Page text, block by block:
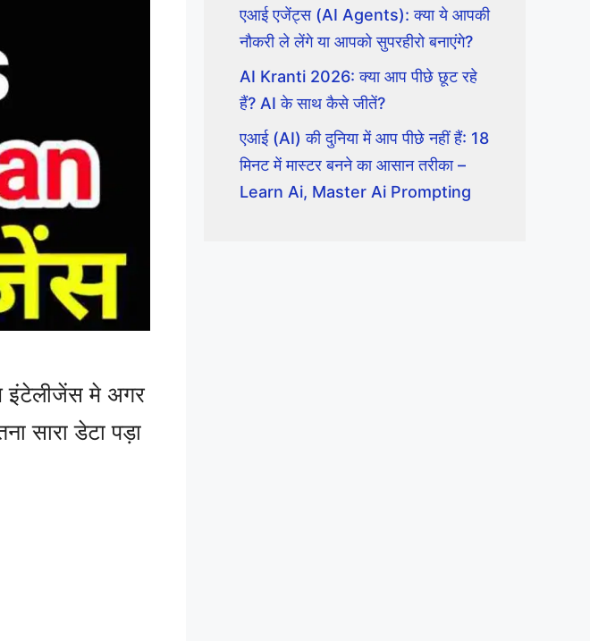
इंटेलीजेंस मे अगर
सारा डेटा पड़ा
एआई एजेंट्स (AI Agents): क्या ये आपकी
नौकरी ले लेंगे या आपको सुपरहीरो बनाएंगे?
AI Kranti 2026: क्या आप पीछे छूट रहे
हैं? AI के साथ कैसे जीतें?
एआई (AI) की दुनिया में आप पीछे नहीं हैं: 18
मिनट में मास्टर बनने का आसान तरीका –
Learn Ai, Master Ai Prompting